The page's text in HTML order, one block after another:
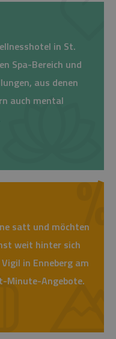
in St.
Spa-Bereich und
aus denen
auch mental
satt und möchten
weit hinter sich
in Enneberg am
Minute-Angebote.